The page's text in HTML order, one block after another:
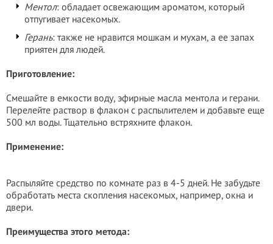
Ментол: обладает освежающим ароматом, который
отпугивает насекомых.
Герань: также не нравится мошкам и мухам, а ее запах
приятен для людей.
Приготовление:
Смешайте в емкости воду, эфирные масла ментола и герани.
Перелейте раствор в флакон с распылителем и добавьте еще
500 мл воды. Тщательно встряхните флакон.
Применение:
Распыляйте средство по комнате раз в 4-5 дней. Не забудьте
обработать места скопления насекомых, например, окна и
двери.
Преимущества этого метода: